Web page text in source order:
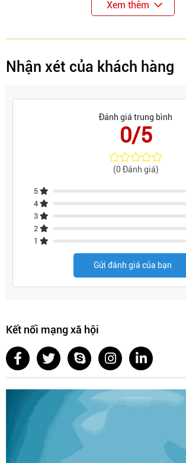
Xem thêm
Nhận xét của khách hàng
Đánh giá trung bình
0/5
(0 Đánh giá)
5
4
3
2
1
Gửi đánh giá của bạn
Kết nối mạng xã hội